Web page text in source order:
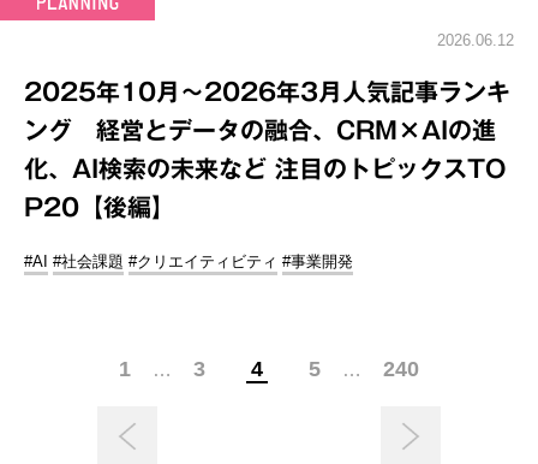
2026.06.12
2025年10月～2026年3月人気記事ランキ
ング 経営とデータの融合、CRM×AIの進
化、AI検索の未来など 注目のトピックスTO
P20【後編】
#AI #社会課題 #クリエイティビティ #事業開発
1 … 3 4 5 … 240